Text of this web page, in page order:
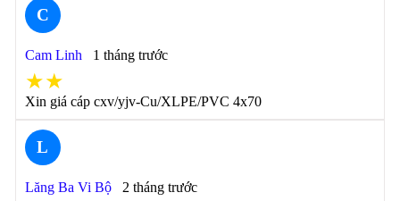
C
Cam Linh 1 tháng trước
★★
Xin giá cáp cxv/yjv-Cu/XLPE/PVC 4x70
L
Lăng Ba Vi Bộ 2 tháng trước